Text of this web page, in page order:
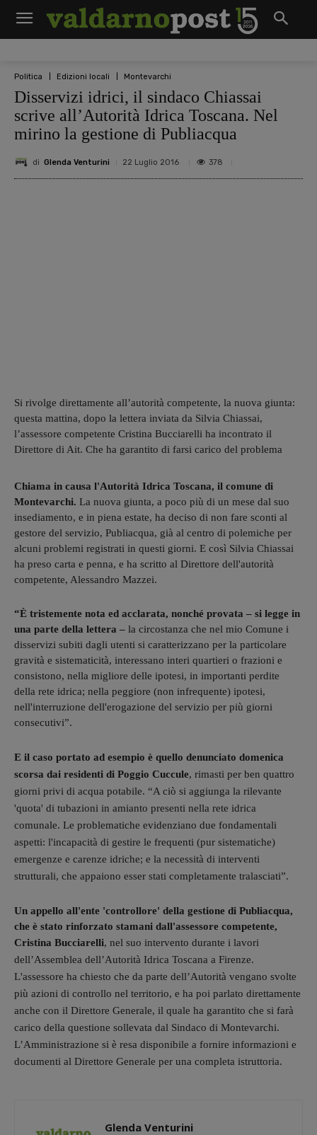
Politica Edizioni locali Montevarchi
Disservizi idrici, il sindaco Chiassai
scrive all’Autorità Idrica Toscana. Nel
mirino la gestione di Publiacqua
di Glenda Venturini 22 Luglio 2016 378
Si rivolge direttamente all’autorità competente, la nuova giunta:
questa mattina, dopo la lettera inviata da Silvia Chiassai,
l’assessore competente Cristina Bucciarelli ha incontrato il
Direttore di Ait. Che ha garantito di farsi carico del problema
Chiama in causa l'Autorità Idrica Toscana, il comune di
Montevarchi. La nuova giunta, a poco più di un mese dal suo
insediamento, e in piena estate, ha deciso di non fare sconti al
gestore del servizio, Publiacqua, già al centro di polemiche per
alcuni problemi registrati in questi giorni. E così Silvia Chiassai
ha preso carta e penna, e ha scritto al Direttore dell'autorità
competente, Alessandro Mazzei.
“È tristemente nota ed acclarata, nonché provata – si legge in
una parte della lettera – la circostanza che nel mio Comune i
disservizi subiti dagli utenti si caratterizzano per la particolare
gravità e sistematicità, interessano interi quartieri o frazioni e
consistono, nella migliore delle ipotesi, in importanti perdite
della rete idrica; nella peggiore (non infrequente) ipotesi,
nell'interruzione dell'erogazione del servizio per più giorni
consecutivi”.
E il caso portato ad esempio è quello denunciato domenica
scorsa dai residenti di Poggio Cuccule, rimasti per ben quattro
giorni privi di acqua potabile. “A ciò si aggiunga la rilevante
'quota' di tubazioni in amianto presenti nella rete idrica
comunale. Le problematiche evidenziano due fondamentali
aspetti: l'incapacità di gestire le frequenti (pur sistematiche)
emergenze e carenze idriche; e la necessità di interventi
strutturali, che appaiono esser stati completamente tralasciati”.
Un appello all'ente 'controllore' della gestione di Publiacqua,
che è stato rinforzato stamani dall'assessore competente,
Cristina Bucciarelli, nel suo intervento durante i lavori
dell’Assemblea dell’Autorità Idrica Toscana a Firenze.
L'assessore ha chiesto che da parte dell’Autorità vengano svolte
più azioni di controllo nel territorio, e ha poi parlato direttamente
anche con il Direttore Generale, il quale ha garantito che si farà
carico della questione sollevata dal Sindaco di Montevarchi.
L’Amministrazione si è resa disponibile a fornire informazioni e
documenti al Direttore Generale per una completa istruttoria.
Glenda Venturini